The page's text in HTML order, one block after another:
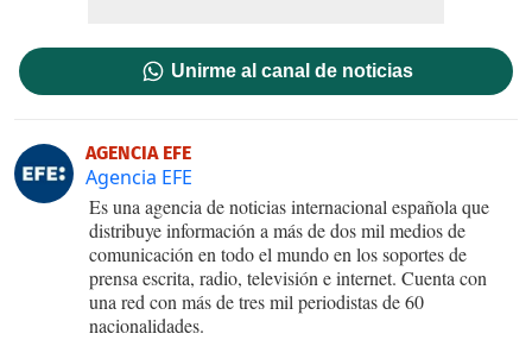
Unirme al canal de noticias
AGENCIA EFE
Agencia EFE
Es una agencia de noticias internacional española que
distribuye información a más de dos mil medios de
comunicación en todo el mundo en los soportes de
prensa escrita, radio, televisión e internet. Cuenta con
una red con más de tres mil periodistas de 60
nacionalidades.